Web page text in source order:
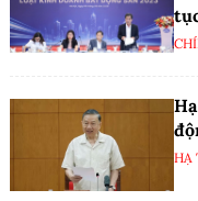
HẠ